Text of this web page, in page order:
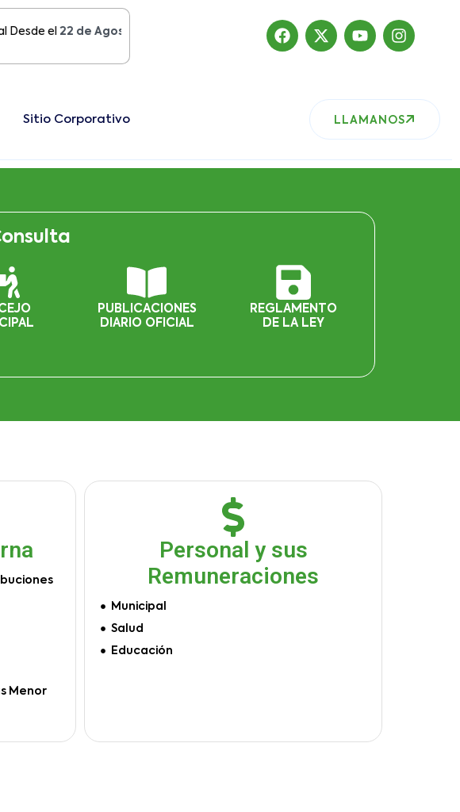
el22 de Agosto del 2019 , nuestro sitio ha migrado
Sitio Corporativo LLAMANOS
PUBLICACIONES
DIARIO OFICIAL
REGLAMENTO
DE LA LEY
Menor
Personal y sus
Remuneraciones
Municipal
Salud
Educación